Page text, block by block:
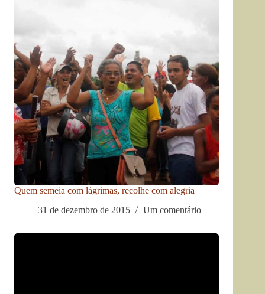
Quem semeia com lágrimas, recolhe com alegria
31 de dezembro de 2015
Um comentário